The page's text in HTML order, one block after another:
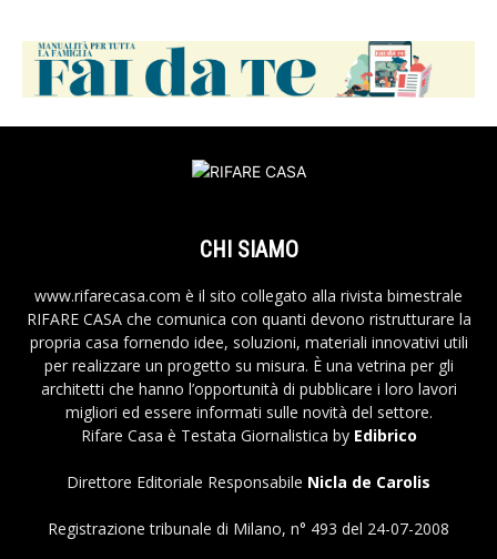
CHI SIAMO
www.rifarecasa.com è il sito collegato alla rivista bimestrale
RIFARE CASA che comunica con quanti devono ristrutturare la
propria casa fornendo idee, soluzioni, materiali innovativi utili
per realizzare un progetto su misura. È una vetrina per gli
architetti che hanno l’opportunità di pubblicare i loro lavori
migliori ed essere informati sulle novità del settore.
Rifare Casa è Testata Giornalistica by Edibrico
Direttore Editoriale Responsabile Nicla de Carolis
Registrazione tribunale di Milano, n° 493 del 24-07-2008